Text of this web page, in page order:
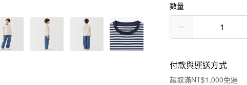
數量
付款與運送方式
超取滿NT$1,000免運